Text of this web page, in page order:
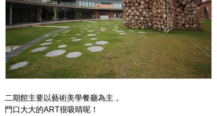
二期館主要以藝術美學餐廳為主，
門口大大的ART很吸睛呢！